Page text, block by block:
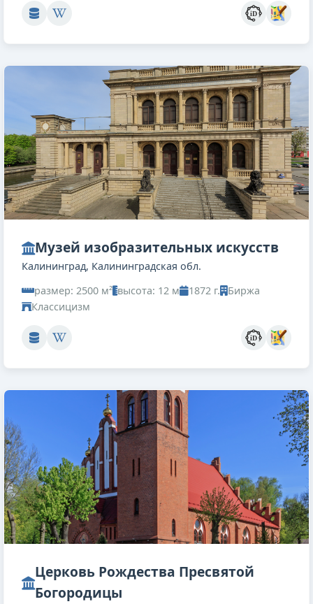
Музей изобразительных искусств
Калининград, Калининградская обл.
размер: 2500 м² высота: 12 м 1872 г.
Биржа
Классицизм
Церковь Рождества Пресвятой
Богородицы